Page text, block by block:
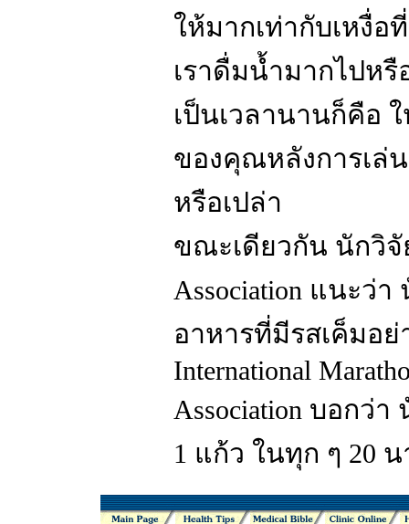
ให้มากเท่ากับเหงื่อ
เราดื่มน้ำมากไปหรื
เป็นเวลานานก็คือ
ของคุณหลังการเล่
หรือเปล่า
ขณะเดียวกัน นักวิจั
Association แนะว่
อาหารที่มีรสเค็มอย่
International
Association บอกว่
1 แก้ว ในทุก ๆ 20